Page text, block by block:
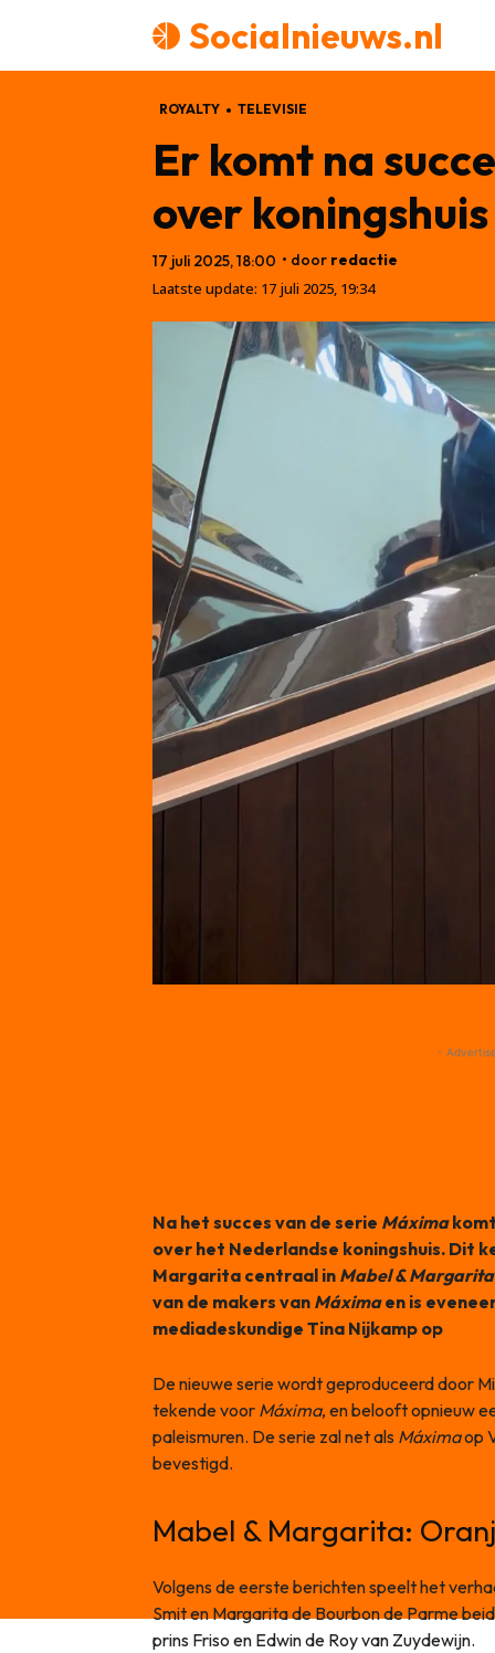
Socialnieuws.nl
ROYALTY TELEVISIE
Er komt na
over koningshuis
17 juli 2025, 18:00 • door redactie
Laatste update: 17 juli 2025, 19:34
-
Na het succes van de serie Máxima
over het Nederlandse koningshuis. Dit
Margarita centraal in Mabel &
van de makers van Máximaen is
mediadeskundige Tina Nijkamp op
De nieuwe serie wordt geproduceerd door
tekende voor Máxima, en belooft opnieuw
paleismuren. De serie zal net als Máximaop
bevestigd.
Mabel & Margarita:
Volgens de eerste berichten speelt het
Smit en Margarita de Bourbon de Parme
prins Friso en Edwin de Roy van Zuydewijn.